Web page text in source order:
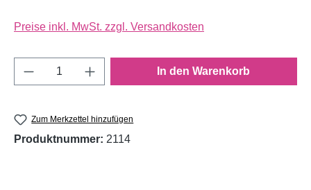
Preise inkl. MwSt. zzgl. Versandkosten
Produkt Anzahl: Gib den gewünschten
In den Warenkorb
Zum Merkzettel hinzufügen
Produktnummer: 2114